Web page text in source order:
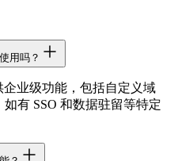
用吗？
企业级功能，包括自定义域
有 SSO 和数据驻留等特定